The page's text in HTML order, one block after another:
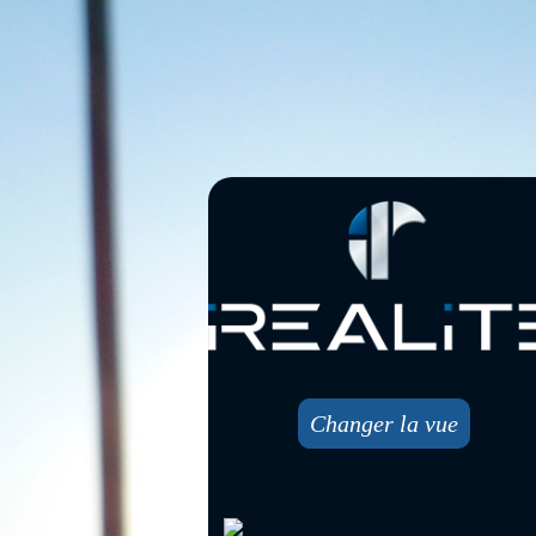
Changer la vue